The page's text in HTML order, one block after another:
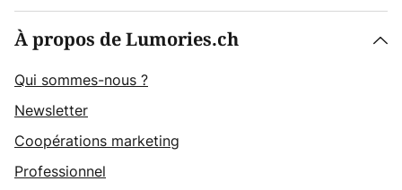
À propos de Lumories.ch
Qui sommes-nous ?
Newsletter
Coopérations marketing
Professionnel